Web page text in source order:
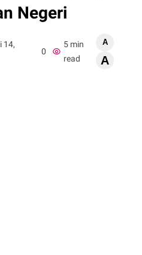
Negeri
14,
0
5 min
read
A
A